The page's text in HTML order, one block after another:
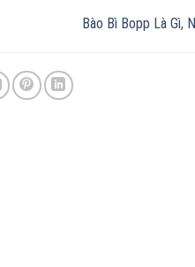
Bào Bì Bopp Là Gì,